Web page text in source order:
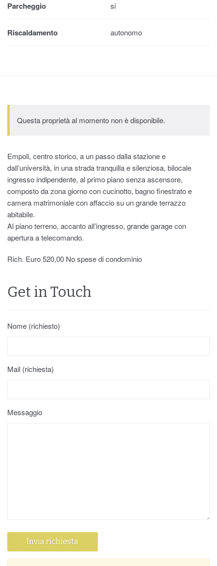
Parcheggio si
Riscaldamento autonomo
Questa proprietà al momento non è disponibile.
Empoli, centro storico, a un passo dalla stazione e
dall’università, in una strada tranquilla e silenziosa, bilocale
ingresso indipendente, al primo piano senza ascensore,
composto da zona giorno con cucinotto, bagno finestrato e
camera matrimoniale con affaccio su un grande terrazzo
abitabile.
Al piano terreno, accanto all’ingresso, grande garage con
apertura a telecomando.
Rich. Euro 520,00 No spese di condominio
Get in Touch
Nome (richiesto)
Mail (richiesta)
Messaggio